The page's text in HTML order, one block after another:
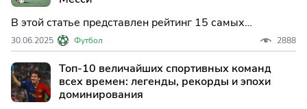
В этой статье представлен рейтинг 15 самых
технически одарённых футболистов в истории
футбола, чьи уникальные навыки и мастерство
навсегда изменили игру.
30.06.2025 Футбол 2888
Топ-10 величайших спортивных команд
всех времен: легенды, рекорды и эпохи
доминирования